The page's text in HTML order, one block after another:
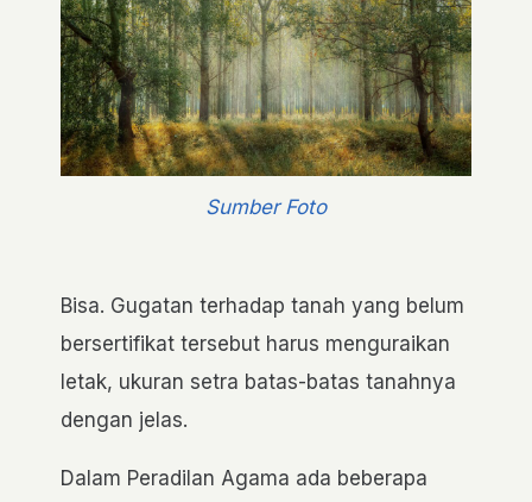
Sumber Foto
Bisa. Gugatan terhadap tanah yang belum
bersertifikat tersebut harus menguraikan
letak, ukuran setra batas-batas tanahnya
dengan jelas.
Dalam Peradilan Agama ada beberapa